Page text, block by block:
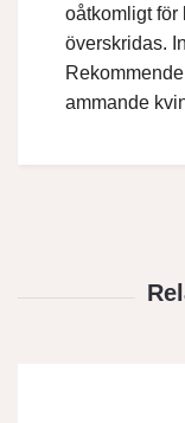
oåtkomligt för
överskridas.
ammande